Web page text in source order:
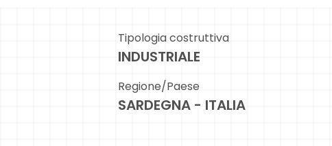
Tipologia costruttiva
INDUSTRIALE
Regione/Paese
SARDEGNA - ITALIA